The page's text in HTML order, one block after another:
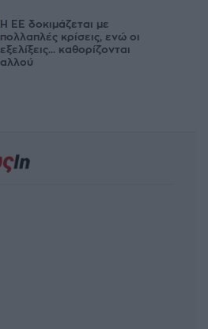
Η ΕΕ δοκιμάζεται με
πολλαπλές κρίσεις, ενώ οι
εξελίξεις... καθορίζονται
αλλού